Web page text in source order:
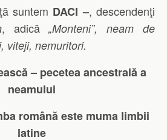
suntem DACI –, descendenţi
, adică„Monteni”, neam de
viteji, nemuritori.
– pecetea ancestrală a
neamului
română este muma limbii
latine